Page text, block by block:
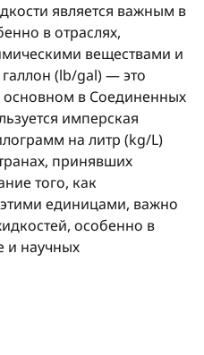
является важным в
в отраслях,
веществами и
(lb/gal) — это
основном в Соединенных
имперская
на литр (kg/L)
принявших
того, как
единицами, важно
особенно в
и научных